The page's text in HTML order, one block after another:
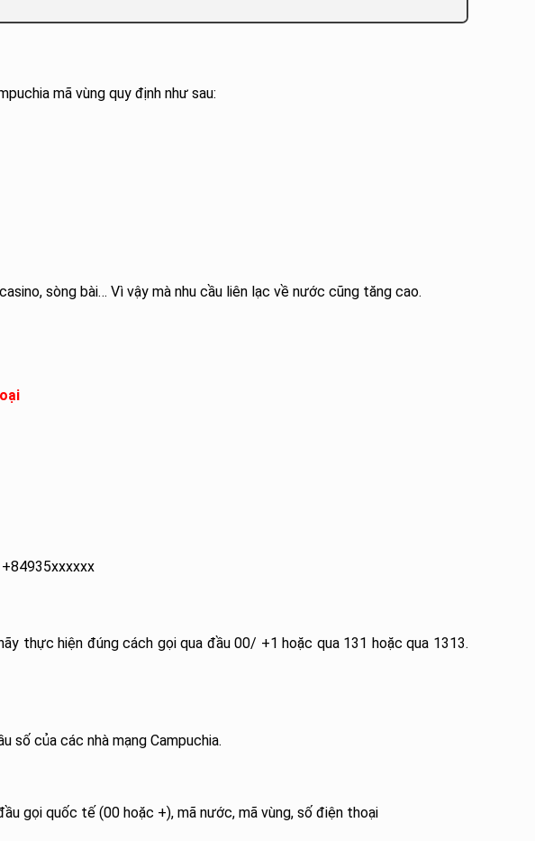
mã vùng quy định như sau:
sòng bài… Vì vậy mà nhu cầu liên lạc về nước cũng tăng cao.
thực hiện đúng cách gọi qua đầu 00/ +1 hoặc qua 131 hoặc qua 1313.
số của các nhà mạng Campuchia.
gọi quốc tế (00 hoặc +), mã nước, mã vùng, số điện thoại